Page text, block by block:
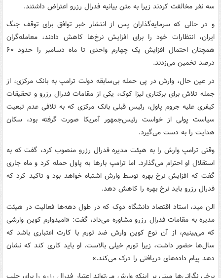
سه نفر مخالفت کردند زیرا به متن بیانیه فدرال رزرو اعتراض داشتند.
و در حالی که سرمایه‌گذاران پس از انتشار خبر توافق برای توقف جنگ
ایران، انتظارات خود را برای افزایش نرخ‌ها کاهش دادند، معامله‌گران
همچنان احتمال افزایش یک چهارم واحدی تا ماه دسامبر را حدود ۶۰
درصد تخمین می‌زدند.
در عین حال، وارش در پی حمله بی‌سابقه دولت ترامپ به بانک مرکزی، از
جمله تلاش برای برکناری لیزا کوک، یکی از مقامات فدرال رزرو و تحقیقات
کیفری علیه جروم پاول، رئیس قبلی بانک مرکزی که به تلافی عدم تبعیت
سیاست پولی از خواست رئیس‌جمهور آمریکا صورت گرفته بود، سکان
هدایت را به دست می‌گیرد.
وقتی ترامپ وارش را به هیئت مدیره فدرال رزرو منصوب کرد، گفت که به
استقلال او احترام می‌گذارد. اما ترامپ بارها به پاول حمله کرد و ماه جاری
گفت که افزایش نرخ بهره توسط وارش اشتباه خواهد بود و تاکید کرد که
فدرال رزرو باید نرخ بهره را کاهش دهد.
الن مید، استاد اقتصاد دانشگاه دوک که در طول دهه‌ها فعالیت در هیئت
مدیره به مقامات فدرال رزرو مشاوره می‌داد، گفت: «امیدوارم کوین وارشی
که می‌بینیم، از آن نوع کوین وارش ضد تورم با کارت اعتباری باشد که
سال‌ها حضور داشت، زیرا تورم خیلی بالاست. او باید کاری کند که نشان
دهد پیام داده‌های دریافتی را درک می‌کند.»